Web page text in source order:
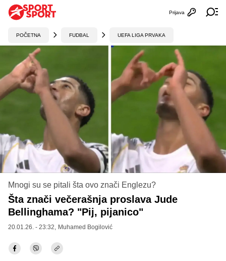
Otvori
Prijava
POČETNA FUDBAL UEFA LIGA PRVAKA
Mnogi su se pitali šta ovo znači Englezu?
Šta znači večerašnja proslava Jude
Bellinghama? "Pij, pijanico"
20.01.26. - 23:32, Muhamed Bogilović